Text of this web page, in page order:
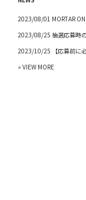
2023/08/01 MORTAR
2023/08/25 抽選応募時
2023/10/25 【応募前に
» VIEW MORE